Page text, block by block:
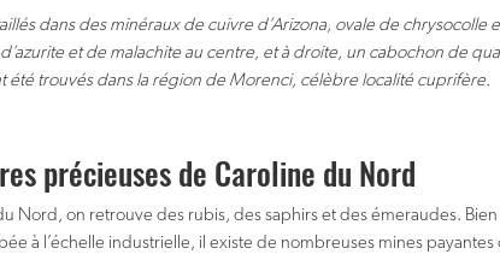
dans des minéraux de cuivre d’Arizona, ovale de chrysocolle
et de malachite au centre, et à droite, un cabochon de
été trouvés dans la région de Morenci, célèbre localité cuprifère.
précieuses de Caroline du Nord
Nord, on retrouve des rubis, des saphirs et des émeraudes.
à l’échelle industrielle, il existe de nombreuses mines